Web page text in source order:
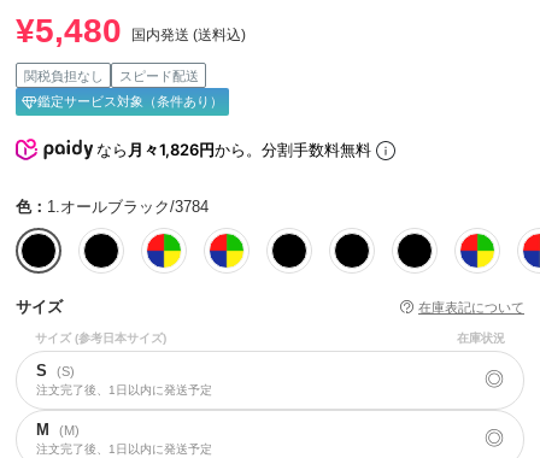
¥5,480 国内発送 (送料込)
関税負担なし
スピード配送
鑑定サービス対象（条件あり）
なら月々1,826円から。分割手数料無料
色： 1.オールブラック/3784
サイズ 在庫表記について
サイズ (参考日本サイズ) 在庫状況
S (S)
注文完了後、1日以内に発送予定
◎
M (M)
注文完了後、1日以内に発送予定
◎